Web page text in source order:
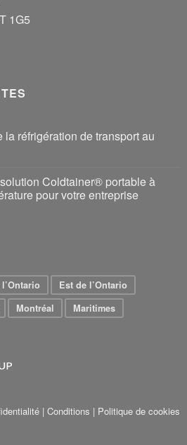
1G5
la réfrigération de transport au
Coldtainer® portable à
pour votre entreprise
Est de l’Ontario
Montréal Maritimes
| Conditions | Politique de cookies